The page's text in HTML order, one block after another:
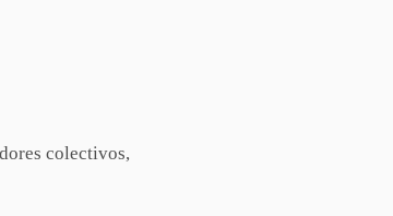
colectivos,